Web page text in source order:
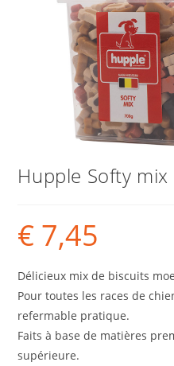
Hupple Softy
€ 7,45
Délicieux mix de biscuits
Pour toutes les races de
refermable pratique.
Faits à base de matières
supérieure.